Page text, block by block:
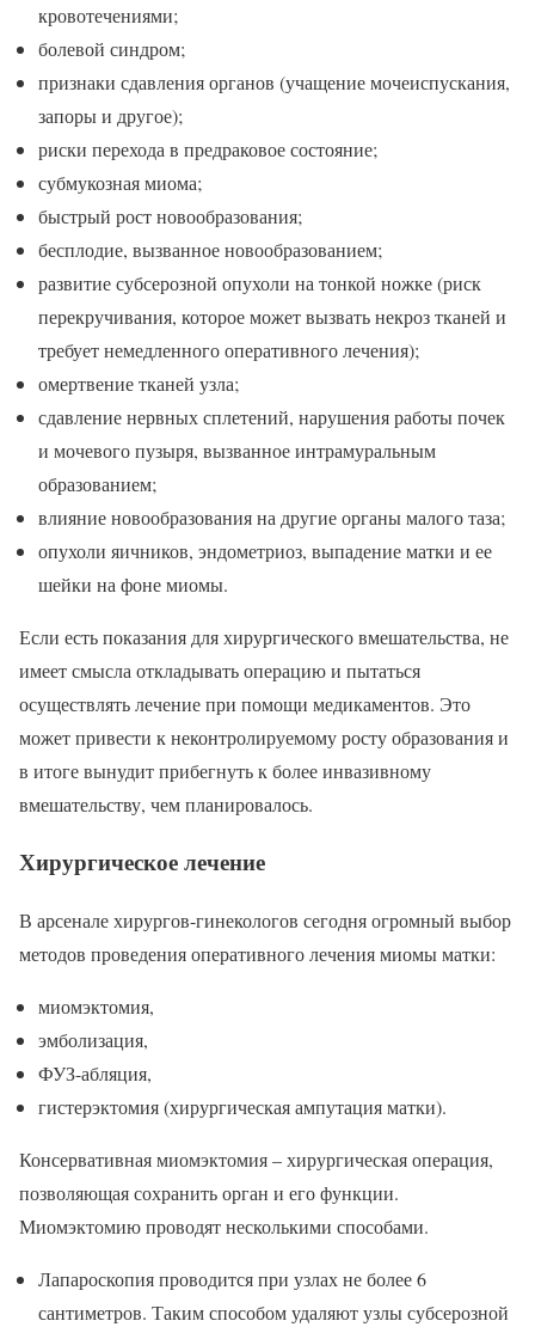
кровотечениями;
болевой синдром;
признаки сдавления органов (учащение мочеиспускания,
запоры и другое);
риски перехода в предраковое состояние;
субмукозная миома;
быстрый рост новообразования;
бесплодие, вызванное новообразованием;
развитие субсерозной опухоли на тонкой ножке (риск
перекручивания, которое может вызвать некроз тканей и
требует немедленного оперативного лечения);
омертвение тканей узла;
сдавление нервных сплетений, нарушения работы почек
и мочевого пузыря, вызванное интрамуральным
образованием;
влияние новообразования на другие органы малого таза;
опухоли яичников, эндометриоз, выпадение матки и ее
шейки на фоне миомы.
Если есть показания для хирургического вмешательства, не
имеет смысла откладывать операцию и пытаться
осуществлять лечение при помощи медикаментов. Это
может привести к неконтролируемому росту образования и
в итоге вынудит прибегнуть к более инвазивному
вмешательству, чем планировалось.
Хирургическое лечение
В арсенале хирургов-гинекологов сегодня огромный выбор
методов проведения оперативного лечения миомы матки:
миомэктомия,
эмболизация,
ФУЗ-абляция,
гистерэктомия (хирургическая ампутация матки).
Консервативная миомэктомия – хирургическая операция,
позволяющая сохранить орган и его функции.
Миомэктомию проводят несколькими способами.
Лапароскопия проводится при узлах не более 6
сантиметров. Таким способом удаляют узлы субсерозной